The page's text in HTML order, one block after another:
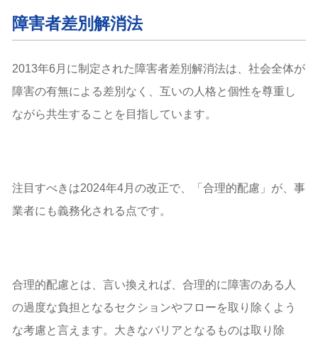
障害者差別解消法
2013年6月に制定された障害者差別解消法は、社会全体が
障害の有無による差別なく、互いの人格と個性を尊重し
ながら共生することを目指しています。
注目すべきは2024年4月の改正で、「合理的配慮」が、事
業者にも義務化される点です。
合理的配慮とは、言い換えれば、合理的に障害のある人
の過度な負担となるセクションやフローを取り除くよう
な考慮と言えます。大きなバリアとなるものは取り除